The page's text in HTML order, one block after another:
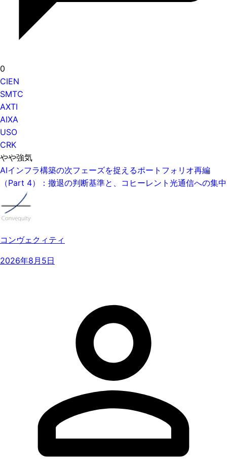
0
CIEN
SMTC
AXTI
AIXA
USO
CRK
やや強気
AIインフラ構築の次フェーズを捉えるポートフォリオ再編
（Part 4）：撤退の判断基準と、コヒーレント光通信への集中
コンヴェクィティ
2026年8月5日